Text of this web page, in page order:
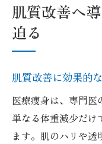
肌質改善へ
迫る
肌質改善に効果的
医療痩身は、専門医
単なる体重減少だけ
ます。肌のハリや